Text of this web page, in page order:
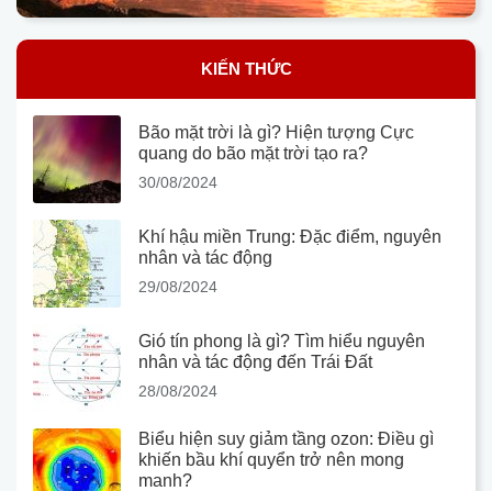
KIẾN THỨC
Bão mặt trời là gì? Hiện tượng Cực
quang do bão mặt trời tạo ra?
30/08/2024
Khí hậu miền Trung: Đặc điểm, nguyên
nhân và tác động
29/08/2024
Gió tín phong là gì? Tìm hiểu nguyên
nhân và tác động đến Trái Đất
28/08/2024
Biểu hiện suy giảm tầng ozon: Điều gì
khiến bầu khí quyển trở nên mong
manh?